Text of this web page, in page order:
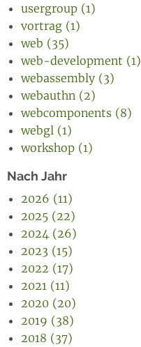
usergroup (1)
vortrag (1)
web (35)
web-development (1)
webassembly (3)
webauthn (2)
webcomponents (8)
webgl (1)
workshop (1)
Nach Jahr
2026 (11)
2025 (22)
2024 (26)
2023 (15)
2022 (17)
2021 (11)
2020 (20)
2019 (38)
2018 (37)